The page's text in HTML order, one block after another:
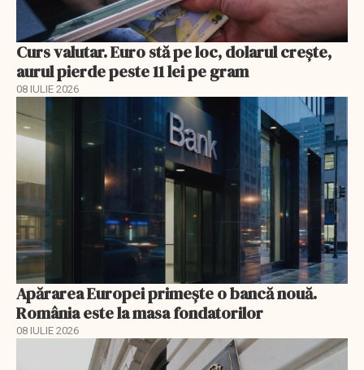
Curs valutar. Euro stă pe loc, dolarul crește,
aurul pierde peste 11 lei pe gram
08 IULIE 2026
Apărarea Europei primește o bancă nouă.
România este la masa fondatorilor
08 IULIE 2026